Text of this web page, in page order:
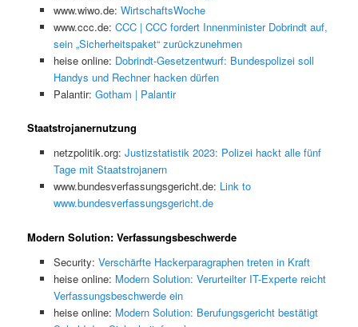
www.wiwo.de: WirtschaftsWoche
www.ccc.de: CCC | CCC fordert Innenminister Dobrindt auf,
sein „Sicherheitspaket“ zurückzunehmen
heise online: Dobrindt-Gesetzentwurf: Bundespolizei soll
Handys und Rechner hacken dürfen
Palantir: Gotham | Palantir
Staatstrojanernutzung
netzpolitik.org: Justizstatistik 2023: Polizei hackt alle fünf
Tage mit Staatstrojanern
www.bundesverfassungsgericht.de: Link to
www.bundesverfassungsgericht.de
Modern Solution: Verfassungsbeschwerde
Security: Verschärfte Hackerparagraphen treten in Kraft
heise online: Modern Solution: Verurteilter IT-Experte reicht
Verfassungsbeschwerde ein
heise online: Modern Solution: Berufungsgericht bestätigt